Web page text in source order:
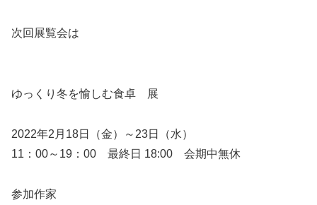
次回展覧会は
ゆっくり冬を愉しむ食卓 展
2022年2月18日（金）～23日（水）
11：00～19：00 最終日 18:00 会期中無休
参加作家